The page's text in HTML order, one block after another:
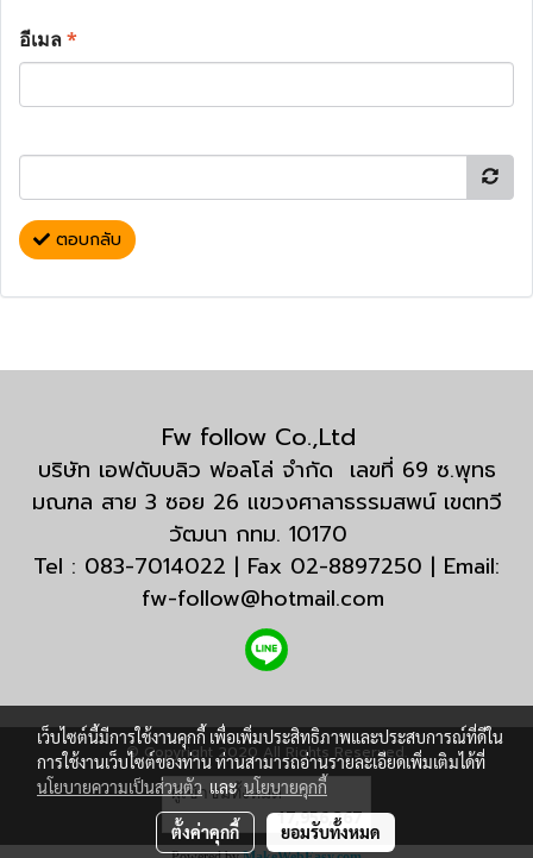
อีเมล*
ตอบกลับ
Fw follow Co.,Ltd
บริษัท เอฟดับบลิว ฟอลโล่ จำกัด เลขที่ 69 ซ.พุทธ
มณฑล สาย 3 ซอย 26 แขวงศาลาธรรมสพน์ เขตทวี
วัฒนา กทม. 10170
Tel : 083-7014022 | Fax 02-8897250 | Email:
fw-follow@hotmail.com
© Copyright 2020 All Rights Reserved.
ผู้เข้าชมทั้งหมด
17,956,367
เว็บไซต์นี้มีการใช้งานคุกกี้ เพื่อเพิ่มประสิทธิภาพและประสบการณ์ที่ดีใน
การใช้งานเว็บไซต์ของท่าน ท่านสามารถอ่านรายละเอียดเพิ่มเติมได้ที่
นโยบายความเป็นส่วนตัวและนโยบายคุกกี้
ตั้งค่าคุกกี้ ยอมรับทั้งหมด